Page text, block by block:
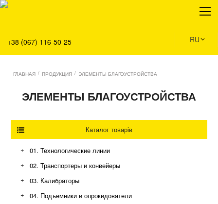
+38 (067) 116-50-25 RU
О нас
Сервис
Решения
Все вакансии
Контакты
ГЛАВНАЯ / ПРОДУКЦИЯ / ЭЛЕМЕНТЫ БЛАГОУСТРОЙСТВА
ЭЛЕМЕНТЫ БЛАГОУСТРОЙСТВА
Каталог товарів
+ 01. Технологические линии
Промышленность и производство
Экология и благоустройство
+ 02. Транспортеры и конвейеры
Роликовые конвейеры
+
03. Калибраторы
+
04. Подъемники и опрокидователи